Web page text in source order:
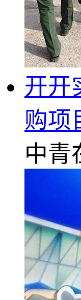
开开
购项
中青